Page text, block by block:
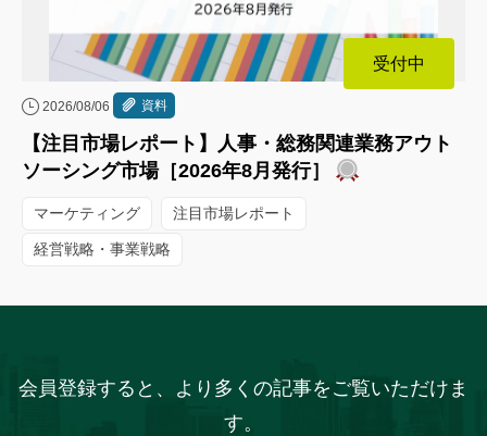
受付中
2026/08/06 資料
【注目市場レポート】人事・総務関連業務アウト
ソーシング市場［2026年8月発行］
マーケティング 注目市場レポート
経営戦略・事業戦略
会員登録すると、より多くの記事をご覧いただけま
す。